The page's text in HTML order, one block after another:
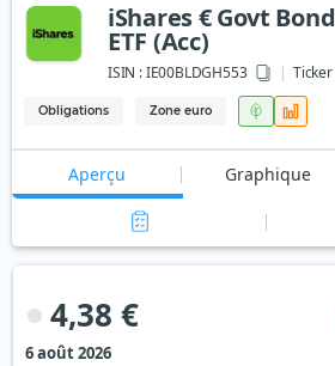
iShares € Govt
ETF (Acc)
ISIN :IE00BLDGH553 Ticker
Obligations Zone euro
Aperçu Graphique
4,38 €
6 août 2026